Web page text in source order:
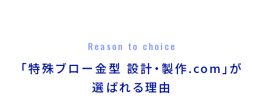
Reason to choice
「特殊ブロー金型 設計・製作.com」が
選ばれる理由